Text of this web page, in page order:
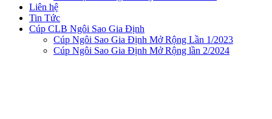
Liên hệ
Tin Tức
Cúp CLB Ngôi Sao Gia Định
Cúp Ngôi Sao Gia Định Mở Rộng Lần 1/2023
Cúp Ngôi Sao Gia Định Mở Rộng lần 2/2024